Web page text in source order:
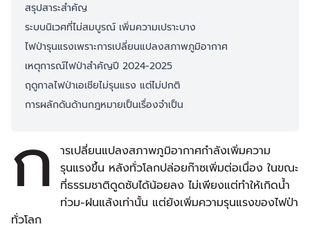
สรุปสาระสำคัญ
ระบบนิเวศที่ไม่สมบูรณ์ เพิ่มความเปราะบาง
ไฟป่ารุนแรงเพราะการเปลี่ยนแปลงสภาพภูมิอากาศ
เหตุการณ์ไฟป่าสำคัญปี 2024-2025
ฤดูกาลไฟป่าเอเชียไม่รุนแรง แต่ไม่ปกติ
การผลักดันด้านกฎหมายเป็นเรื่องจำเป็น
ก
ารเปลี่ยนแปลงสภาพภูมิอากาศกำลังเพิ่มความ
รุนแรงขึ้น หลังทั่วโลกปล่อยก๊าซเพิ่มต่อเนื่อง ในขณะ
ที่ธรรมชาติดูดซับได้น้อยลง ไม่เพียงแต่ทำให้เกิดน้ำ
ท่วม-ฝนแล้งเท่านั้น แต่ยังเพิ่มความรุนแรงของไฟป่า
ทั่วโลก